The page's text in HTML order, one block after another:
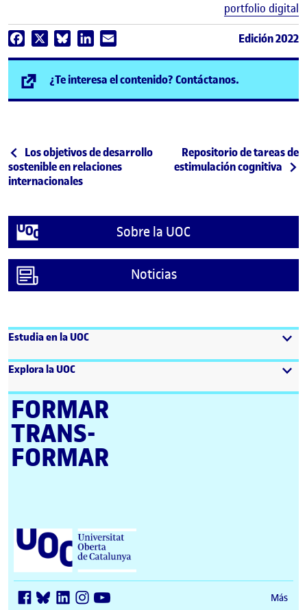
portfolio digital
Facebook BlueskyLinkedIn Edición 2022
¿Te interesa el contenido? Contáctanos.
Post navigation
Publicación anterior
Los objetivos de desarrollo
sostenible en relaciones
internacionales
Siguiente publicación
Repositorio de tareas de
estimulación cognitiva
Sobre la UOC
Noticias
Estudia en la UOC
Explora la UOC
FORMAR
TRANS­
FORMAR
Universitat Oberta de Catalunya (UOC)
Más